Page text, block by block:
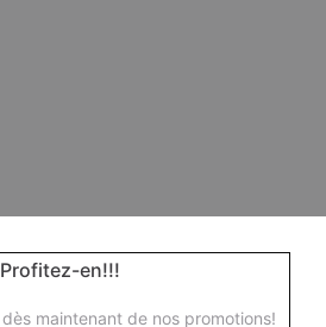
Profitez-en!!!
maintenant de nos promotions!